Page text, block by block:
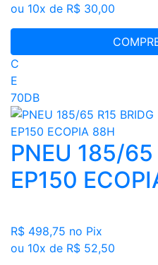
ou 10x de R$ 30,00
C
E
70DB
PNEU 185/65
EP150
R$ 498,75 no Pix
ou 10x de R$ 52,50